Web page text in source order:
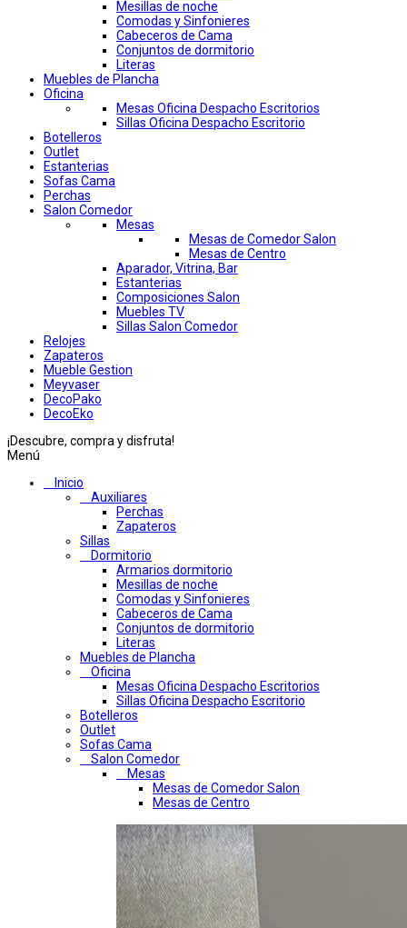
Mesillas de noche
Comodas y Sinfonieres
Cabeceros de Cama
Conjuntos de dormitorio
Literas
Muebles de Plancha
Oficina
Mesas Oficina Despacho Escritorios
Sillas Oficina Despacho Escritorio
Botelleros
Outlet
Estanterias
Sofas Cama
Perchas
Salon Comedor
Mesas
Mesas de Comedor Salon
Mesas de Centro
Aparador, Vitrina, Bar
Estanterias
Composiciones Salon
Muebles TV
Sillas Salon Comedor
Relojes
Zapateros
Mueble Gestion
Meyvaser
DecoPako
DecoEko
¡Descubre, compra y disfruta!
Menú
Inicio
Auxiliares
Perchas
Zapateros
Sillas
Dormitorio
Armarios dormitorio
Mesillas de noche
Comodas y Sinfonieres
Cabeceros de Cama
Conjuntos de dormitorio
Literas
Muebles de Plancha
Oficina
Mesas Oficina Despacho Escritorios
Sillas Oficina Despacho Escritorio
Botelleros
Outlet
Sofas Cama
Salon Comedor
Mesas
Mesas de Comedor Salon
Mesas de Centro